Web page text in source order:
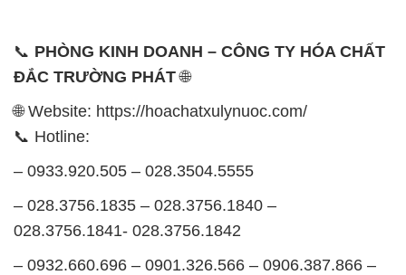
📞 PHÒNG KINH DOANH – CÔNG TY HÓA CHẤT
ĐẮC TRƯỜNG PHÁT🌐
🌐 Website: https://hoachatxulynuoc.com/
📞 Hotline:
– 0933.920.505 – 028.3504.5555
– 028.3756.1835 – 028.3756.1840 –
028.3756.1841- 028.3756.1842
– 0932.660.696 – 0901.326.566 – 0906.387.866 –